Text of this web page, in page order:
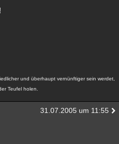
und überhaupt vernünftiger sein werdet,
Teufel holen.
31.07.2005 um 11:55